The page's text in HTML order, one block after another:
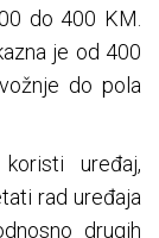
do 400 KM.
je od 400
do pola
uređaj,
rad uređaja
drugih